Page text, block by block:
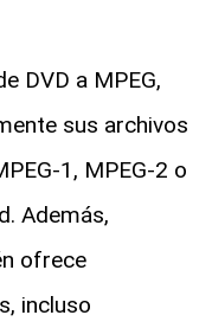
DVD a MPEG,
sus archivos
1, MPEG-2 o
Además,
ofrece
incluso